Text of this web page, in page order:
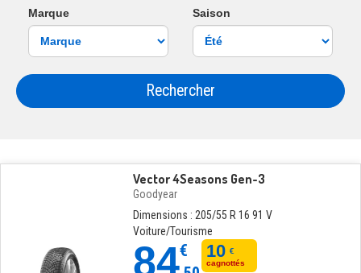
Marque Saison
Rechercher
Vector 4Seasons Gen-3
Goodyear
Dimensions : 205/55 R 16 91 V
Voiture/Tourisme
84€
10 €
cagnottés